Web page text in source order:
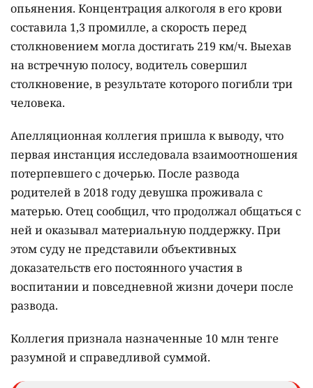
опьянения. Концентрация алкоголя в его крови
составила 1,3 промилле, а скорость перед
столкновением могла достигать 219 км/ч. Выехав
на встречную полосу, водитель совершил
столкновение, в результате которого погибли три
человека.
Апелляционная коллегия пришла к выводу, что
первая инстанция исследовала взаимоотношения
потерпевшего с дочерью. После развода
родителей в 2018 году девушка проживала с
матерью. Отец сообщил, что продолжал общаться с
ней и оказывал материальную поддержку. При
этом суду не представили объективных
доказательств его постоянного участия в
воспитании и повседневной жизни дочери после
развода.
Коллегия признала назначенные 10 млн тенге
разумной и справедливой суммой.